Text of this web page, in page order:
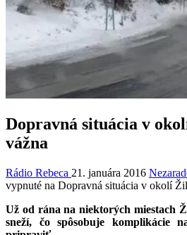
Dopravná situácia v
vážna
Rádio Rebeca 21. januára 2016
vypnuté na Dopravná situácia v okolí
Už od rána na niektorých miestach
sneží, čo spôsobuje komplikácie